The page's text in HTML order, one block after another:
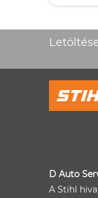
D Auto
A Stihl